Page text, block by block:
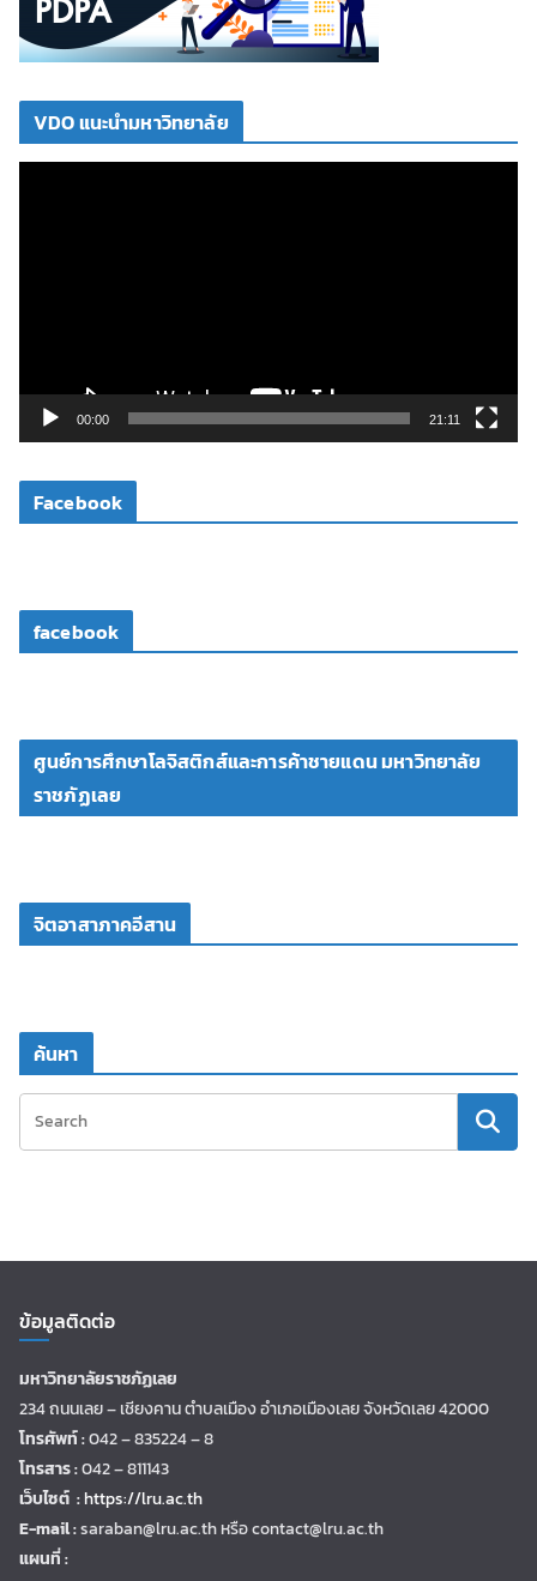
VDO แนะนำมหาวิทยาลัย
ดี
โ
00:00 21:11
Facebook
facebook
ศูนย์การศึกษาโลจิสติกส์และการค้าชายแดน มหาวิทยาลัย
ราชภัฏเลย
จิตอาสาภาคอีสาน
ค้นหา
ข้อมูลติดต่อ
มหาวิทยาลัยราชภัฏเลย
234 ถนนเลย – เชียงคาน ตำบลเมือง อำเภอเมืองเลย จังหวัดเลย 42000
โทรศัพท์ :042 – 835224 – 8
โทรสาร :042 – 811143
เว็บไซต์ :https://lru.ac.th
E-mail :saraban@lru.ac.thหรือ contact@lru.ac.th
แผนที่ :